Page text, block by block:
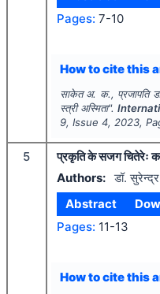
Pages: 7-10
How to cite this
साकेत अ. क., प्रजापति
स्त्री अस्मिता".
9, Issue 4, 2023,
5
प्रकृति के सजग चितेरेः
Authors: डॉ.
Abstract
Pages: 11-13
How to cite this